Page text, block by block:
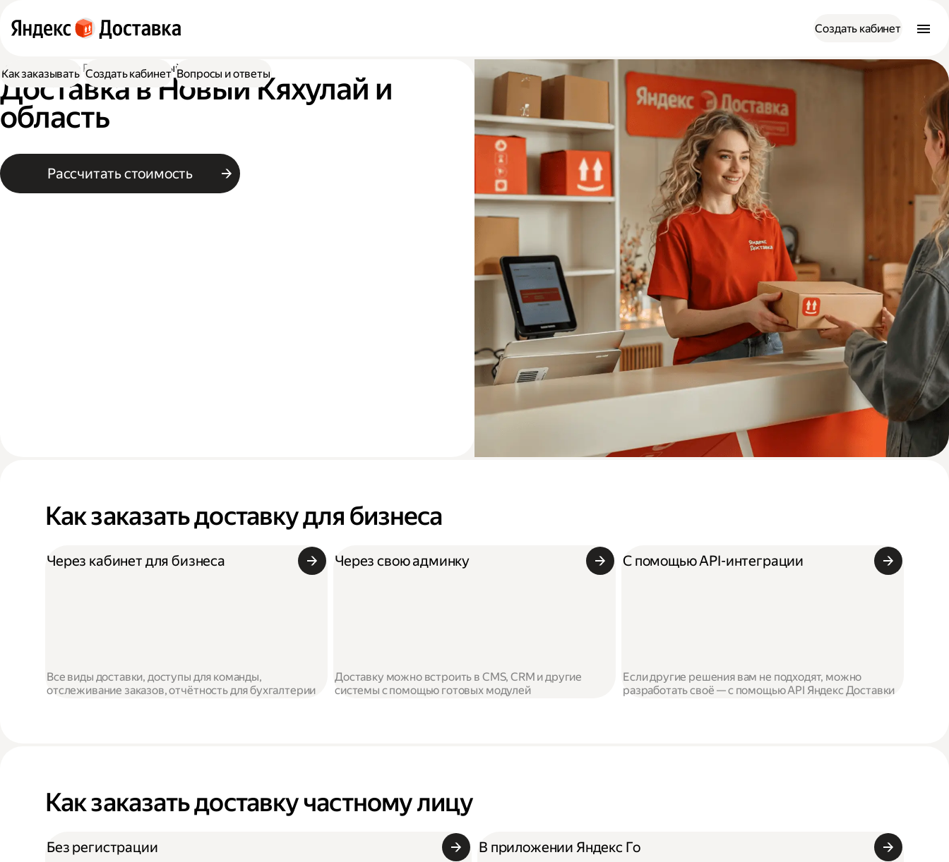
Создать кабинет
Доставка По России В Новый Кяхулай
Доставка в Новый Кяхулай и
область
Рассчитать стоимость
Как заказывать Создать кабинет Вопросы и ответы
Как заказать доставку для бизнеса
Через кабинет для бизнеса
Все виды доставки, доступы для команды,
отслеживание заказов, отчётность для бухгалтерии
Через свою админку
Доставку можно встроить в CMS, CRM и другие
системы с помощью готовых модулей
С помощью API-интеграции
Если другие решения вам не подходят, можно
разработать своё — с помощью API Яндекс Доставки
Как заказать доставку частному лицу
Без регистрации В приложении Яндекс Го